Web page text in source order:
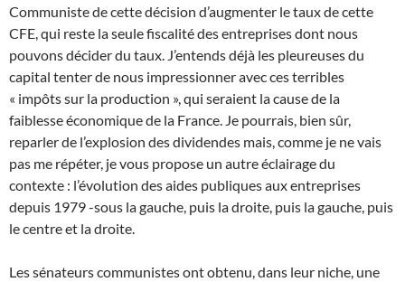
Communiste de cette décision d’augmenter le taux de cette
CFE, qui reste la seule fiscalité des entreprises dont nous
pouvons décider du taux. J’entends déjà les pleureuses du
capital tenter de nous impressionner avec ces terribles
« impôts sur la production », qui seraient la cause de la
faiblesse économique de la France. Je pourrais, bien sûr,
reparler de l’explosion des dividendes mais, comme je ne vais
pas me répéter, je vous propose un autre éclairage du
contexte : l’évolution des aides publiques aux entreprises
depuis 1979 -sous la gauche, puis la droite, puis la gauche, puis
le centre et la droite.
Les sénateurs communistes ont obtenu, dans leur niche, une